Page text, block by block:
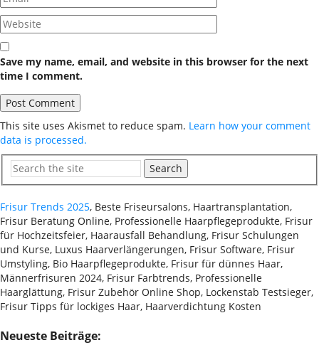
Save my name, email, and website in this browser for the next
time I comment.
This site uses Akismet to reduce spam. Learn how your comment
data is processed.
Search
Frisur Trends 2025, Beste Friseursalons, Haartransplantation,
Frisur Beratung Online, Professionelle Haarpflegeprodukte, Frisur
für Hochzeitsfeier, Haarausfall Behandlung, Frisur Schulungen
und Kurse, Luxus Haarverlängerungen, Frisur Software, Frisur
Umstyling, Bio Haarpflegeprodukte, Frisur für dünnes Haar,
Männerfrisuren 2024, Frisur Farbtrends, Professionelle
Haarglättung, Frisur Zubehör Online Shop, Lockenstab Testsieger,
Frisur Tipps für lockiges Haar, Haarverdichtung Kosten
Neueste Beiträge: